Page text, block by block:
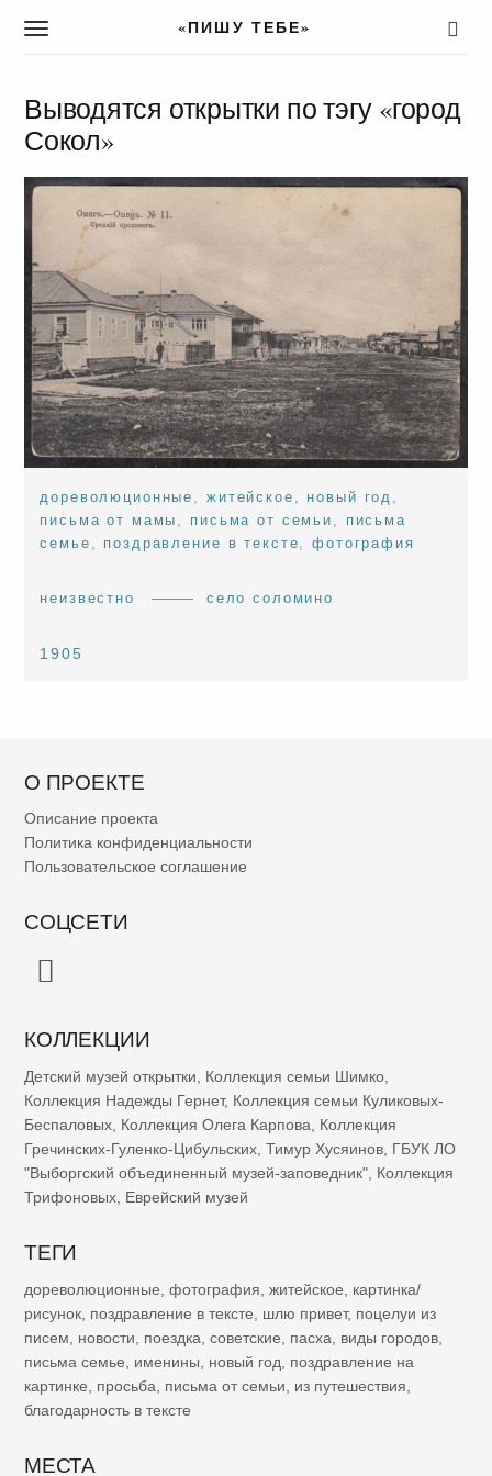
T
g
l
e
a
g
t
i
o
n
«ПИШУ ТЕБЕ»
Выводятся открытки по тэгу «город
Сокол»
дореволюционные , житейское , новый год ,
письма от мамы , письма от семьи , письма
семье , поздравление в тексте,фотография
неизвестно село соломино
1905
О ПРОЕКТЕ
Описание проекта
Политика конфиденциальности
Пользовательское соглашение
СОЦСЕТИ
КОЛЛЕКЦИИ
Детский музей открытки Коллекция семьи Шимко
Коллекция Надежды Гернет, Коллекция семьи Куликовых-
Беспаловых Коллекция Олега Карпова
Коллекция
Гречинских-Гуленко-Цибульских Тимур Хусяинов ГБУК ЛО
"Выборгский объединенный музей-заповедник" Коллекция
Трифоновых Еврейский музей
ТЕГИ
дореволюционные фотография житейское
картинка/
рисунок поздравление в тексте шлю привет, поцелуи из
писем
новости поездка советские пасха виды городов
письма семье
именины новый год
поздравление на
картинке
просьба письма от семьи из путешествия
благодарность в тексте
МЕСТА